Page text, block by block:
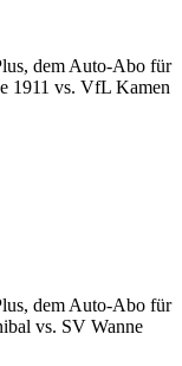
dem Auto-Abo für
1911 vs. VfL Kamen
dem Auto-Abo für
vs. SV Wanne